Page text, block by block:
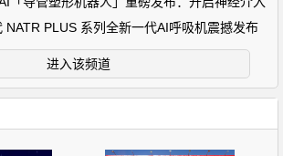
NATR PLUS 系列全新一代AI呼吸机震撼发布
进入该频道